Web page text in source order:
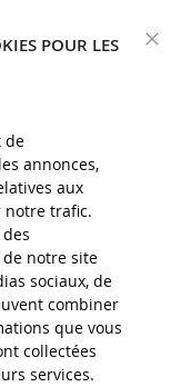
à votre
POUR LES
de
annonces,
aux
notre trafic.
notre site
sociaux, de
combiner
que vous
collectées
services.